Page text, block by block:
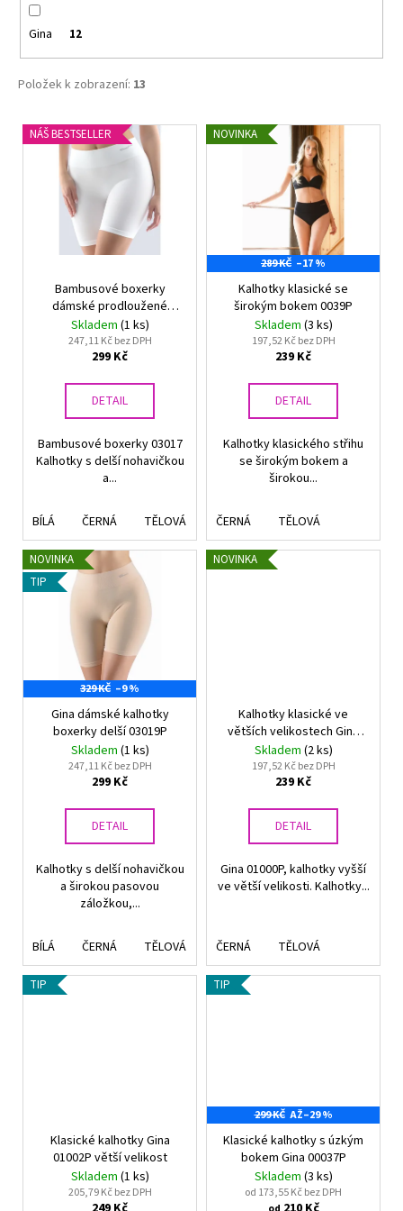
Gina 12
Položek k zobrazení: 13
V
ý
NÁŠ BESTSELLER
Bambusové boxerky
dámské prodloužené
03017
Skladem (1 ks)
247,11 Kč bez DPH
299 Kč
DETAIL
Bambusové boxerky 03017
Kalhotky s delší nohavičkou
a...
BÍLÁ ČERNÁ TĚLOVÁ
NOVINKA
289 KČ –17 %
Kalhotky klasické se
širokým bokem 0039P
Skladem (3 ks)
197,52 Kč bez DPH
239 Kč
DETAIL
Kalhotky klasického střihu
se širokým bokem a
širokou...
ČERNÁ TĚLOVÁ
NOVINKA
TIP
329 KČ –9 %
Gina dámské kalhotky
boxerky delší 03019P
Skladem (1 ks)
247,11 Kč bez DPH
299 Kč
DETAIL
Kalhotky s delší nohavičkou
a širokou pasovou
záložkou,...
BÍLÁ ČERNÁ TĚLOVÁ ŠEDO-HNĚDÁ
NOVINKA
Kalhotky klasické ve
větších velikostech Gina
01000P
Skladem (2 ks)
197,52 Kč bez DPH
239 Kč
DETAIL
Gina 01000P, kalhotky vyšší
ve větší velikosti. Kalhotky...
ČERNÁ TĚLOVÁ
TIP
Klasické kalhotky Gina
01002P větší velikost
Skladem (1 ks)
205,79 Kč bez DPH
TIP
299 KČ AŽ–29 %
Klasické kalhotky s úzkým
bokem Gina 00037P
Skladem (3 ks)
od 173,55 Kč bez DPH
e
m
ZMENŠOVACÍ
PODPRSENKA
MINIMIZER
NATURANA